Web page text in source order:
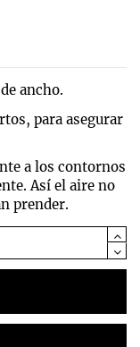
ancho.
para asegurar
a los contornos
Así el aire no
prender.